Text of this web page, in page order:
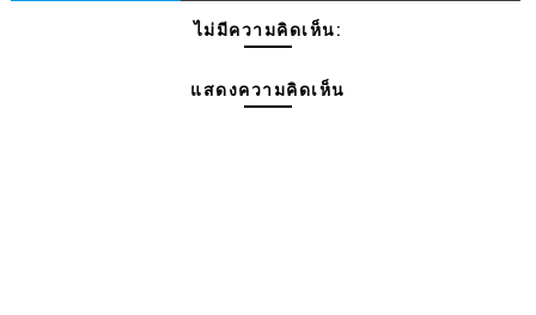
ไม่มีความคิดเห็น:
แสดงความคิดเห็น